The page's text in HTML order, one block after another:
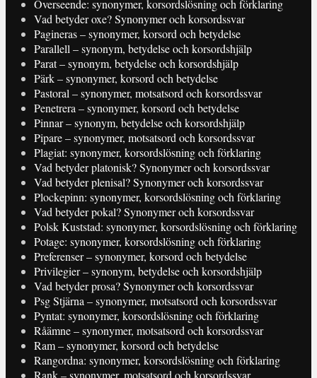
Överseende: synonymer, korsordslösning och förklaring
Vad betyder oxe? Synonymer och korsordssvar
Pagineras – synonymer, korsord och betydelse
Parallell – synonym, betydelse och korsordshjälp
Parat – synonym, betydelse och korsordshjälp
Pärk – synonymer, korsord och betydelse
Pastoral – synonymer, motsatsord och korsordssvar
Penetrera – synonymer, korsord och betydelse
Pinnar – synonym, betydelse och korsordshjälp
Pipare – synonymer, motsatsord och korsordssvar
Plagiat: synonymer, korsordslösning och förklaring
Vad betyder platonisk? Synonymer och korsordssvar
Vad betyder plenisal? Synonymer och korsordssvar
Plockepinn: synonymer, korsordslösning och förklaring
Vad betyder pokal? Synonymer och korsordssvar
Polsk Kuststad: synonymer, korsordslösning och förklaring
Potage: synonymer, korsordslösning och förklaring
Preferenser – synonymer, korsord och betydelse
Privilegier – synonym, betydelse och korsordshjälp
Vad betyder prosa? Synonymer och korsordssvar
Psg Stjärna – synonymer, motsatsord och korsordssvar
Pyntat: synonymer, korsordslösning och förklaring
Råämne – synonymer, motsatsord och korsordssvar
Ram – synonymer, korsord och betydelse
Rangordna: synonymer, korsordslösning och förklaring
Rank – synonymer, motsatsord och korsordssvar